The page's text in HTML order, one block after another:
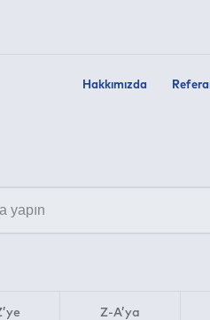
Hakkımızda
Z-A’ya